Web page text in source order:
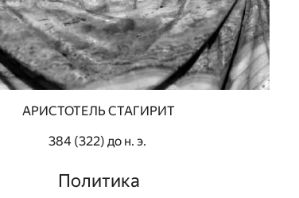
АРИСТОТЕЛЬ СТАГИРИТ
384 (322) до н. э.
Политика